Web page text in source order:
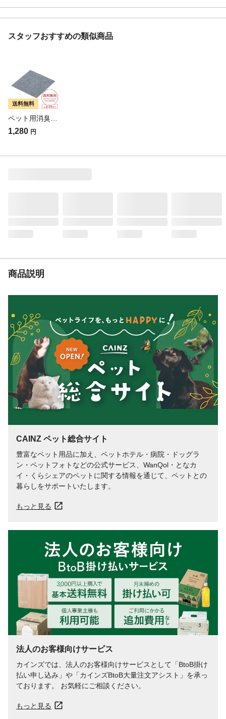
いください。●床面のワックス・水などは、
使用上の注意
してください。
貼れる面
床面、フローリング
配色
スタッフおすすめの類似商品
送料無料
1,280 円
商品説明
CAINZ ペット総合サイト
豊富なペット用品に加え、ペットホテル・病院・ドッグラ
ン・ペットフォトなどの公式サービス、WanQol・となカ
イ・くらシェアのペットに関する情報を通じて、ペットとの
暮らしをサポートいたします。
もっと見る
法人のお客様向けサービス
カインズでは、法人のお客様向けサービスとして「BtoB掛け
払い申し込み」や「カインズBtoB大量注文アシスト」を承っ
ております。 お気軽にご相談ください。
もっと見る